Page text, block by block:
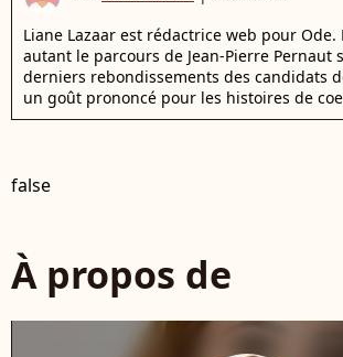
Liane Lazaar est rédactrice web pour Ode.
autant le parcours de Jean-Pierre Pernaut
derniers rebondissements des candidats
un goût prononcé pour les histoires de
false
À propos de